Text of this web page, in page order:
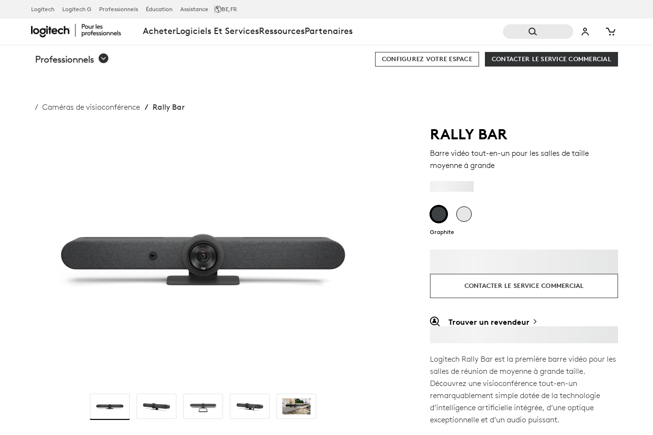
RALLY
BAR
Logitech Logitech G Professionnels Éducation Assistance BE,FR
AcheterLogiciels Et ServicesRessourcesPartenaires
Professionnels CONTACTER LE SERVICE COMMERCIAL
CONFIGUREZ VOTRE ESPACE
Caméras de visioconférence Rally Bar
RALLY BAR
Barre vidéo tout-en-un pour les salles de taille
moyenne à grande
Graphite
CONTACTER LE SERVICE COMMERCIAL
Trouver un revendeur
Logitech Rally Bar est la première barre vidéo pour les
salles de réunion de moyenne à grande taille.
Découvrez une visioconférence tout-en-un
remarquablement simple dotée de la technologie
d’intelligence artificielle intégrée, d’une optique
exceptionnelle et d’un audio puissant.